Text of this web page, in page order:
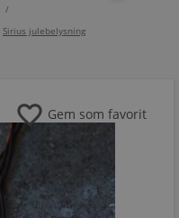
/
Sirius julebelysning
favorite Gem som favorit